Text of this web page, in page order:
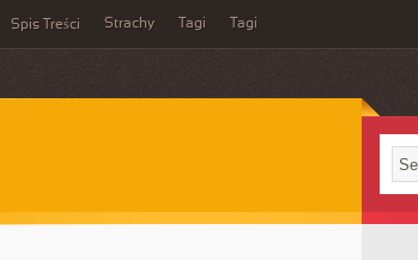
Spis Treści Strachy Tagi Tagi